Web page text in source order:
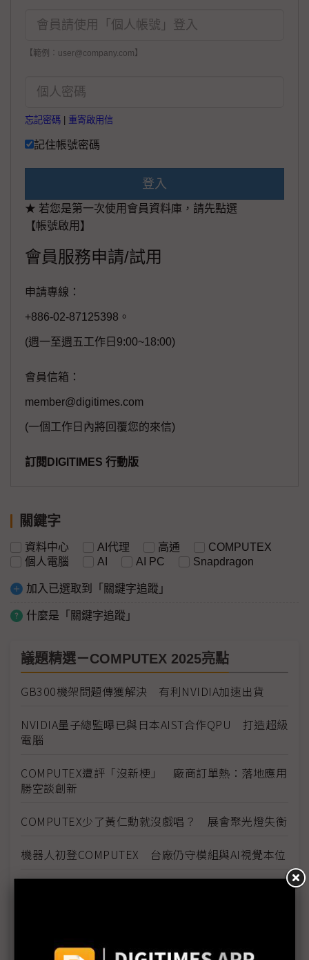
【範例：user@company.com】
忘記密碼 重寄啟用信
記住帳號密碼
登入
★ 若您是第一次使用會員資料庫，請先點選
【帳號啟用】
會員服務申請/試用
申請專線：
+886-02-87125398。
(週一至週五工作日9:00~18:00)
會員信箱：
member@digitimes.com
(一個工作日內將回覆您的來信)
訂閱DIGITIMES 行動版
關鍵字
資料中心 AI代理 高通
COMPUTEX
個人電腦
AI AI PC Snapdragon
加入已選取到「關鍵字追蹤」
什麼是「關鍵字追蹤」
議題精選－COMPUTEX 2025亮點
GB300機架問題傳獲解決 有利NVIDIA加速出貨
NVIDIA量子總監曝已與日本AIST合作QPU 打造超級
電腦
COMPUTEX遭評「沒新梗」 廠商訂單熱：落地應用
勝空談創新
COMPUTEX少了黃仁勳就沒戲唱？ 展會聚光燈失衡
機器人初登COMPUTEX 台廠仍守模組與AI視覺本位
GB300搶鏡COMPUTEX 台廠硬實力實現機櫃高速進